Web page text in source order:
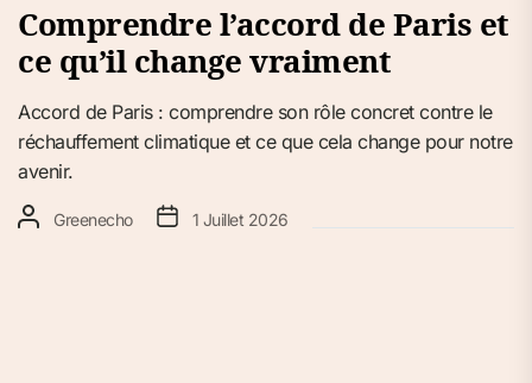
Comprendre l’accord de Paris et
ce qu’il change vraiment
Accord de Paris : comprendre son rôle concret contre le
réchauffement climatique et ce que cela change pour notre
avenir.
Greenecho 1 Juillet 2026